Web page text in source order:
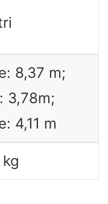
8,37 m;
3,78m;
4,11 m